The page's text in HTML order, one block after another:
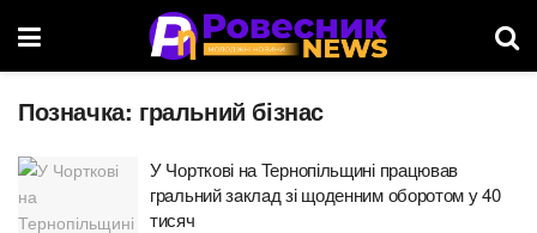
Позначка: гральний бізнас
У Чорткові на Тернопільщині працював
грaльний зaклaд зі щоденним оборотом у 40
тисяч